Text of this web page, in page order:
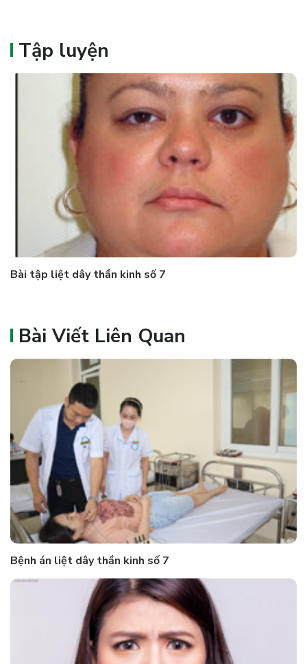
Tập luyện
Bài tập liệt dây thần kinh số 7
Bài Viết Liên Quan
Bệnh án liệt dây thần kinh số 7